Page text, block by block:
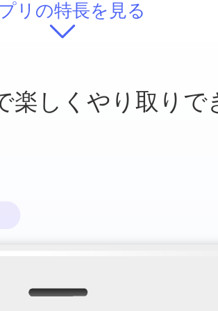
リの特長を見る
楽しくやり取りで